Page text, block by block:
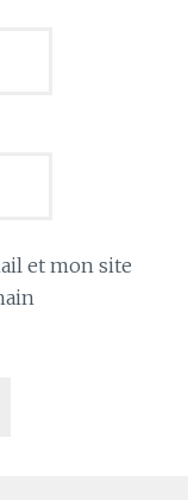
et mon site